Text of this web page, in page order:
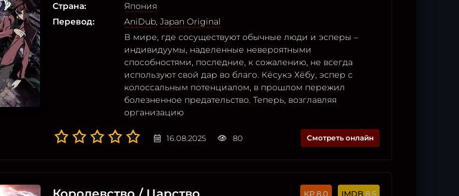
Страна:
Япония
Перевод:
AniDub, Japan Original
В мире, где сосуществуют обычные люди и эсперы –
индивидуумы, наделенные невероятными
способностями, последние, к сожалению, не всегда
используют свой дар во благо. Кёсукэ Хёбу, эспер с
колоссальным потенциалом, в прошлом пережил
болезненное предательство. Теперь, возглавляя
организацию
16.08.2025 80 Смотреть онлайн
8.0 8.5